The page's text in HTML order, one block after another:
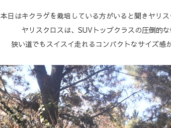
本日はキクラゲを栽培している方がいると聞きヤリス
ヤリスクロスは、SUVトップクラスの圧倒的な
狭い道でもスイスイ走れるコンパクトなサイズ感